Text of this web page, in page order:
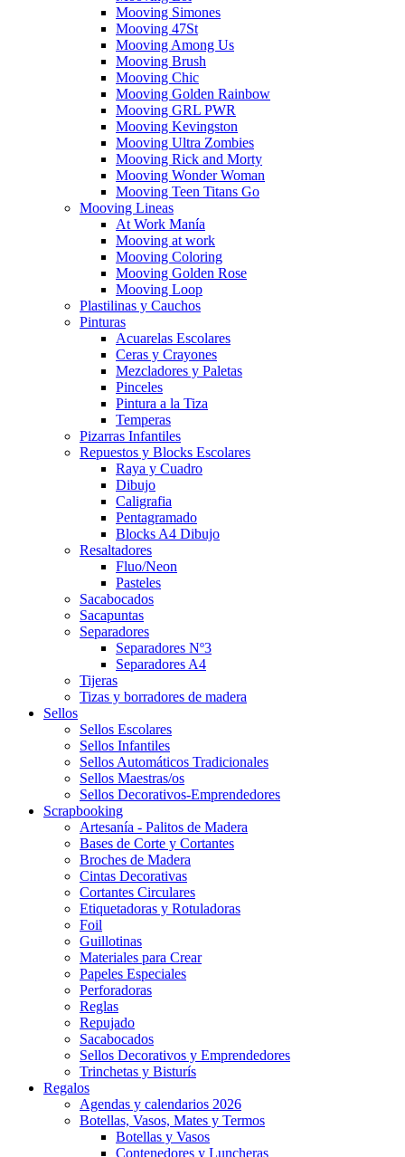
Mooving Simones
Mooving 47St
Mooving Among Us
Mooving Brush
Mooving Chic
Mooving Golden Rainbow
Mooving GRL PWR
Mooving Kevingston
Mooving Ultra Zombies
Mooving Rick and Morty
Mooving Wonder Woman
Mooving Teen Titans Go
Mooving Lineas
At Work Manía
Mooving at work
Mooving Coloring
Mooving Golden Rose
Mooving Loop
Plastilinas y Cauchos
Pinturas
Acuarelas Escolares
Ceras y Crayones
Mezcladores y Paletas
Pinceles
Pintura a la Tiza
Temperas
Pizarras Infantiles
Repuestos y Blocks Escolares
Raya y Cuadro
Dibujo
Caligrafia
Pentagramado
Blocks A4 Dibujo
Resaltadores
Fluo/Neon
Pasteles
Sacabocados
Sacapuntas
Separadores
Separadores Nº3
Separadores A4
Tijeras
Tizas y borradores de madera
Sellos
Sellos Escolares
Sellos Infantiles
Sellos Automáticos Tradicionales
Sellos Maestras/os
Sellos Decorativos-Emprendedores
Scrapbooking
Artesanía - Palitos de Madera
Bases de Corte y Cortantes
Broches de Madera
Cintas Decorativas
Cortantes Circulares
Etiquetadoras y Rotuladoras
Foil
Guillotinas
Materiales para Crear
Papeles Especiales
Perforadoras
Reglas
Repujado
Sacabocados
Sellos Decorativos y Emprendedores
Trinchetas y Bisturís
Regalos
Agendas y calendarios 2026
Botellas, Vasos, Mates y Termos
Botellas y Vasos
Contenedores y Luncheras